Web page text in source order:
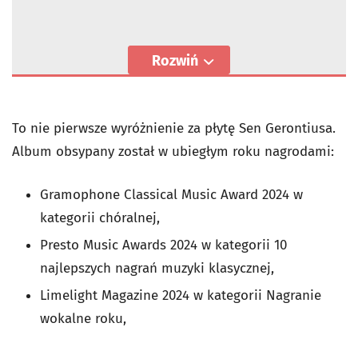
Rozwiń
To nie pierwsze wyróżnienie za płytę Sen Gerontiusa.
Album obsypany został w ubiegłym roku nagrodami:
Gramophone Classical Music Award 2024 w
kategorii chóralnej,
Presto Music Awards 2024 w kategorii 10
najlepszych nagrań muzyki klasycznej,
Limelight Magazine 2024 w kategorii Nagranie
wokalne roku,